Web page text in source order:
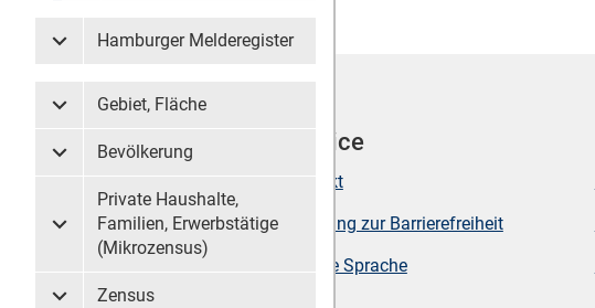
Untermenü Hamburger Melderegister
Hamburger Melderegister
Untermenü Gebiet, Fläche
Gebiet, Fläche
Untermenü Bevölkerung
Bevölkerung
Untermenü Private Haushalte, Familien, Erwerbstätige (Mikrozensus)
Private Haushalte,
Familien, Erwerbstätige
(Mikrozensus)
Zensus
Werkzeuge
Sitemap
Suche
Service
Kontakt
Erklärung zur Barrierefreiheit
Leichte Sprache